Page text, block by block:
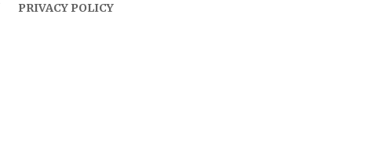
PRIVACY POLICY